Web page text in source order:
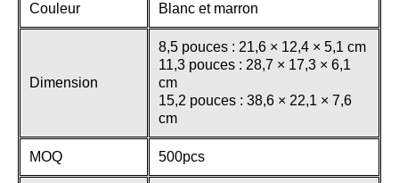
Couleur Blanc et marron
Dimension
8,5 pouces : 21,6 × 12,4 × 5,1 cm
11,3 pouces : 28,7 × 17,3 × 6,1
cm
15,2 pouces : 38,6 × 22,1 × 7,6
cm
MOQ 500pcs